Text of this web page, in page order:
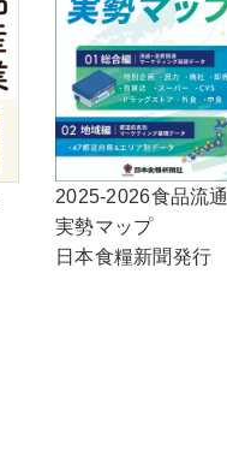
2025-2026食品流通
実勢マップ
日本食糧新聞発行